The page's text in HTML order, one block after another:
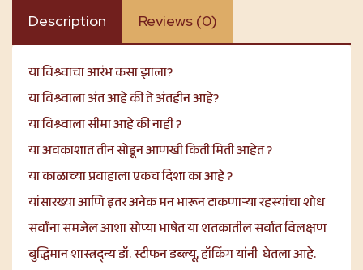
Description Reviews (0)
या विश्र्वाचा आरंभ कसा झाला?
या विश्र्वाला अंत आहे की ते अंतहीन आहे?
या विश्र्वाला सीमा आहे की नाही ?
या अवकाशात तीन सोडून आणखी किती मिती आहेत ?
या काळाच्या प्रवाहाला एकच दिशा का आहे ?
यांसारख्या आणि इतर अनेक मन भारून टाकणाऱ्या रहस्यांचा शोध
सर्वांना समजेल आशा सोप्या भाषेत या शतकातील सर्वात विलक्षण
बुद्धिमान शास्त्रद्न्य डॉ. स्टीफन डब्ल्यू, हॉकिंग यांनी घेतला आहे.